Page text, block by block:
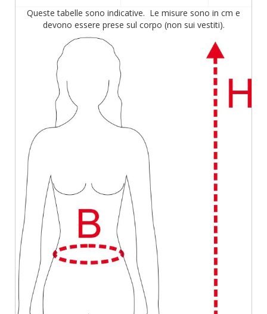
Queste tabelle sono indicative. Le misure sono in cm e
devono essere prese sul corpo (non sui vestiti).